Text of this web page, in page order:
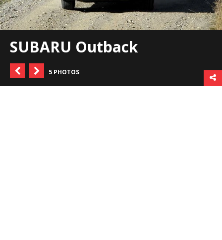
SUBARU Outback
5 PHOTOS